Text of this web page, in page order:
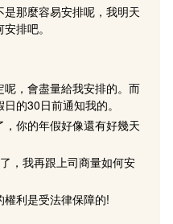
那麼容易安排呢，我明天
排吧。
呢，會盡量給我安排的。而
的30日前通知我的。
你的年假好像還有好幾天
，我再跟上司商量如何安
利是受法律保障的!